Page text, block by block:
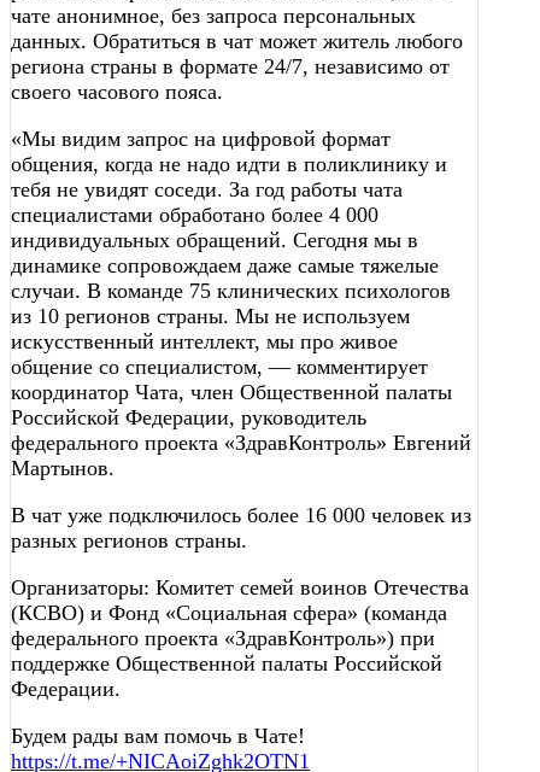
чате анонимное, без запроса персональных
данных. Обратиться в чат может житель любого
региона страны в формате 24/7, независимо от
своего часового пояса.
«Мы видим запрос на цифровой формат
общения, когда не надо идти в поликлинику и
тебя не увидят соседи. За год работы чата
специалистами обработано более 4 000
индивидуальных обращений. Сегодня мы в
динамике сопровождаем даже самые тяжелые
случаи. В команде 75 клинических психологов
из 10 регионов страны. Мы не используем
искусственный интеллект, мы про живое
общение со специалистом, — комментирует
координатор Чата, член Общественной палаты
Российской Федерации, руководитель
федерального проекта «ЗдравКонтроль» Евгений
Мартынов.
В чат уже подключилось более 16 000 человек из
разных регионов страны.
Организаторы: Комитет семей воинов Отечества
(КСВО) и Фонд «Социальная сфера» (команда
федерального проекта «ЗдравКонтроль») при
поддержке Общественной палаты Российской
Федерации.
Будем рады вам помочь в Чате!
https://t.me/+NICAoiZghk2OTN1